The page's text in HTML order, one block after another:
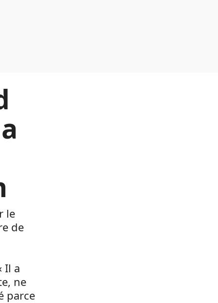
le
de
Il a
ne
parce